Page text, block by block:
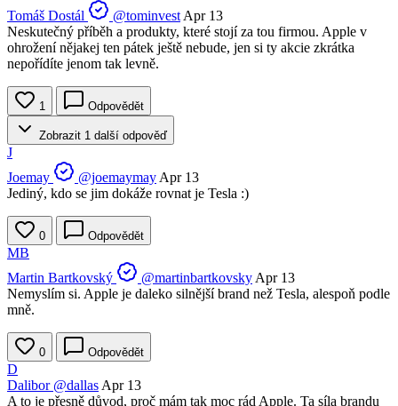
Tomáš Dostál
@tominvest Apr 13
Neskutečný příběh a produkty, které stojí za tou firmou. Apple v
ohrožení nějakej ten pátek ještě nebude, jen si ty akcie zkrátka
nepořídíte jenom tak levně.
1 Odpovědět
Zobrazit 1 další odpověď
J
Joemay
@joemaymay Apr 13
Jediný, kdo se jim dokáže rovnat je Tesla :)
0 Odpovědět
MB
Martin Bartkovský
@martinbartkovsky Apr 13
Nemyslím si. Apple je daleko silnější brand než Tesla, alespoň podle
mně.
0 Odpovědět
D
Dalibor @dallas Apr 13
A to je přesně důvod, proč mám tak moc rád Apple. Ta síla brandu